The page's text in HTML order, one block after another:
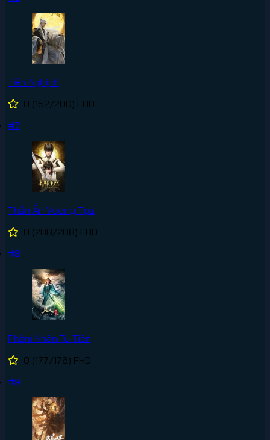
Tiên Nghịch
0 (152/200) FHD
#7
Thần Ấn Vương Tọa
0 (208/208) FHD
#8
Phàm Nhân Tu Tiên
0 (177/176) FHD
#9